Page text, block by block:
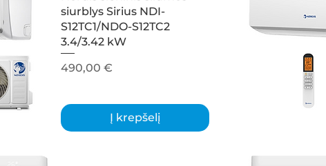
siurblys Sirius NDI-
S12TC1/NDO-S12TC2
3.4/3.42 kW
Kaina
490,00 €
Į krepšelį